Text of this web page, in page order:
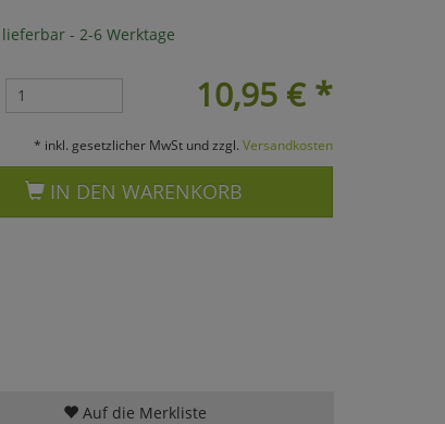
- 2-6 Werktage
10,95 €*
* inkl. gesetzlicher MwSt und zzgl. Versandkosten
IN DEN WARENKORB
Auf die Merkliste